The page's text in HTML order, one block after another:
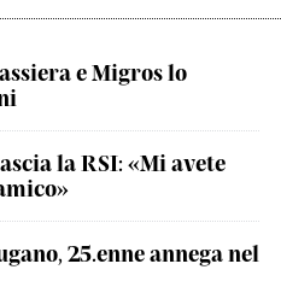
e Migros lo
la RSI: «Mi avete
25.enne annega nel